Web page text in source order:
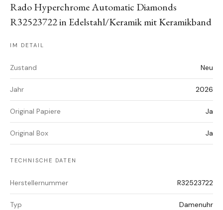
Rado Hyperchrome Automatic Diamonds
R32523722 in Edelstahl/Keramik mit Keramikband
IM DETAIL
Zustand Neu
Jahr 2026
Original Papiere Ja
Original Box Ja
TECHNISCHE DATEN
Herstellernummer R32523722
Typ Damenuhr